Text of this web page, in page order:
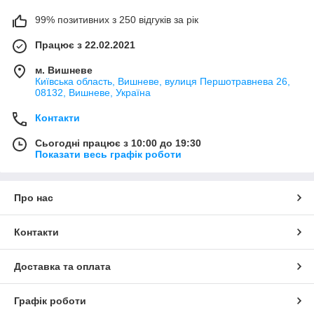
99% позитивних з 250 відгуків за рік
Працює з 22.02.2021
м. Вишневе
Київська область, Вишневе, вулиця Першотравнева 26,
08132, Вишневе, Україна
Контакти
Сьогодні працює з 10:00 до 19:30
Показати весь графік роботи
Про нас
Контакти
Доставка та оплата
Графік роботи